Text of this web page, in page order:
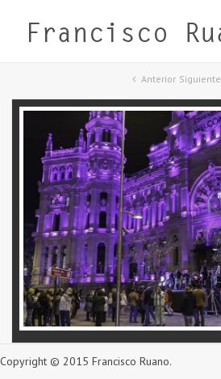
Anterior Siguiente
Copyright © 2015 Francisco Ruano.